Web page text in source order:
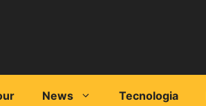
News Tecnologia